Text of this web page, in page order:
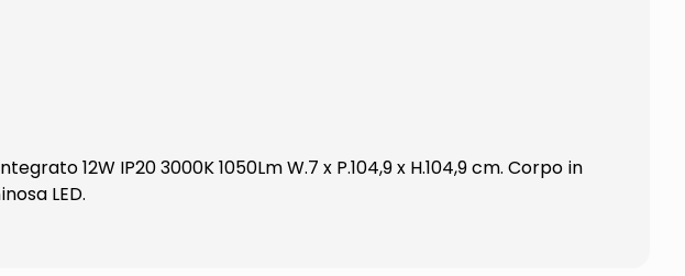
12W IP20 3000K 1050Lm W.7 x P.104,9 x H.104,9 cm. Corpo in
LED.